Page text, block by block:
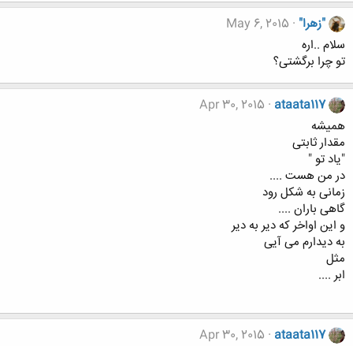
"زهرا" May 6, 2015
سلام ..اره
تو چرا برگشتی؟
ataata117
Apr 30, 2015
همیشه
مقدار ثابتی
"یاد تو "
در من هست ....
زمانی به شکل رود
گاهی باران ....
و این اواخر که دیر به دیر
به دیدارم می آیی
مثل
ابر ....
ataata117
Apr 30, 2015